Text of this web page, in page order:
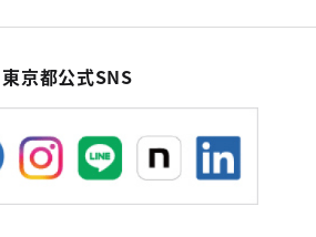
東京都公式SNS